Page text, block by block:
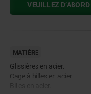
VEUILLEZ
MATIÈRE
Glissières en acier.
Cage à billes en acier.